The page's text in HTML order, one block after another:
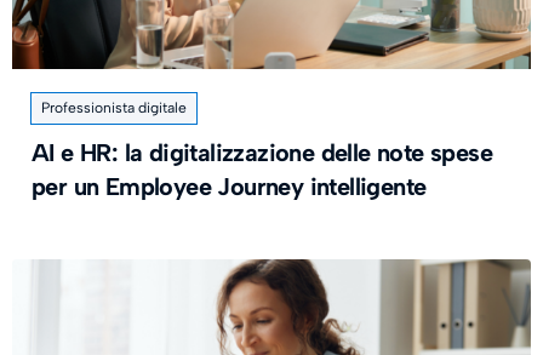
Professionista digitale
AI e HR: la digitalizzazione delle note spese
per un Employee Journey intelligente